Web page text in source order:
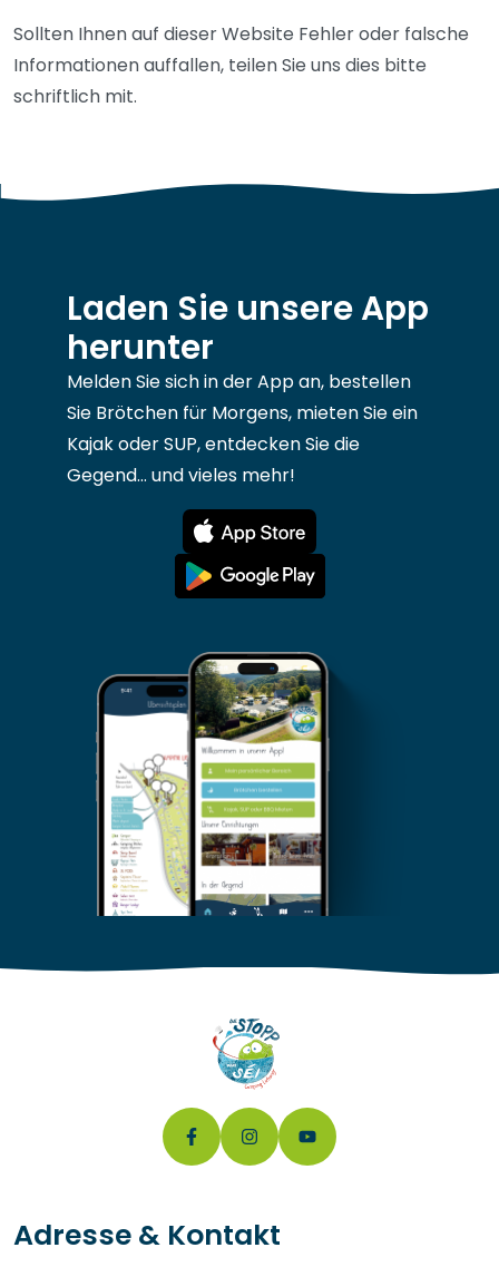
Sollten Ihnen auf dieser Website Fehler oder falsche
Informationen auffallen, teilen Sie uns dies bitte
schriftlich mit.
Laden Sie unsere App
herunter
Melden Sie sich in der App an, bestellen
Sie Brötchen für Morgens, mieten Sie ein
Kajak oder SUP, entdecken Sie die
Gegend... und vieles mehr!
Adresse & Kontakt